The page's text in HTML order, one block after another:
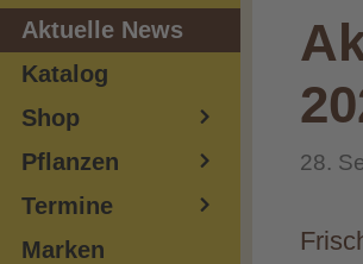
28.
Aktuelle News
Katalog
Shop
Pflanzen
Termine
Marken